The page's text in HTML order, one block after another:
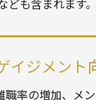
も含まれます。
イジメント
職率の増加、メ